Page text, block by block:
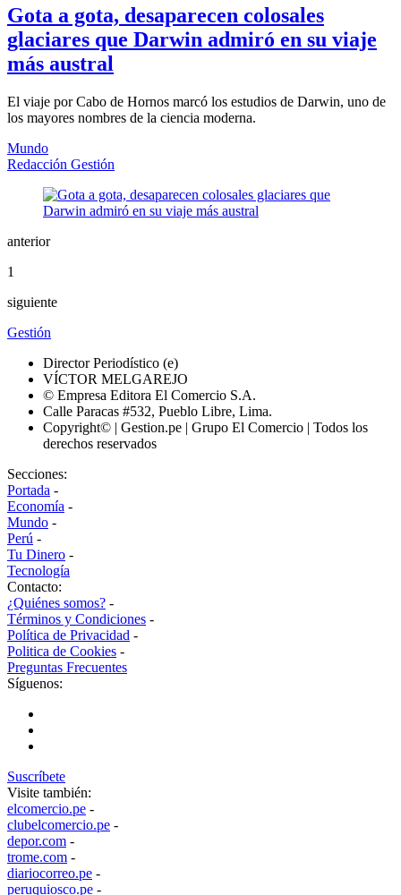
Gota a gota, desaparecen colosales
glaciares que Darwin admiró en su viaje
más austral
El viaje por Cabo de Hornos marcó los estudios de Darwin, uno de
los mayores nombres de la ciencia moderna.
Mundo
Redacción Gestión
anterior
1
siguiente
Gestión
Director Periodístico (e)
VÍCTOR MELGAREJO
© Empresa Editora El Comercio S.A.
Calle Paracas #532, Pueblo Libre, Lima.
Copyright© | Gestion.pe | Grupo El Comercio | Todos los
derechos reservados
Secciones:
Portada -
Economía -
Mundo -
Perú -
Tu Dinero -
Tecnología
Contacto:
¿Quiénes somos? -
Términos y Condiciones -
Política de Privacidad -
Politica de Cookies -
Preguntas Frecuentes
Síguenos:
Suscríbete
Visite también:
elcomercio.pe -
clubelcomercio.pe -
depor.com -
trome.com -
diariocorreo.pe -
peruquiosco.pe -